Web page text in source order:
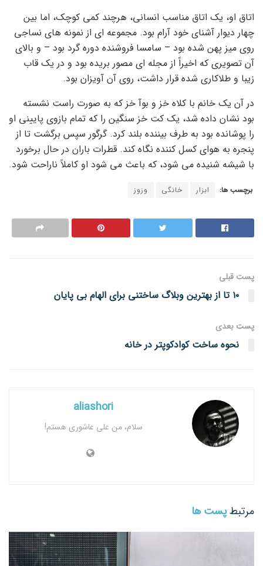
اتاق او، یک اتاق مناسب انسانی، هرچند کمی کوچک، اما بین
چهار دیوار آشنای خود آرام بود. مجموعه ای از نمونه های نساجی
روی میز پهن شده بود – سامسا فروشنده دوره گرد بود – و بالای
آن تصویری که اخیراً از مجله ای مصور بریده بود و در یک قاب
زیبا و طلاکاری شده قرار داشت، روی آن آویزان بود.
در آن یک خانم با کلاه خز و بوآ خز که به صورت راست نشسته
بود نشان داده شد، یک کت خز سنگین را که تمام بازوی پایینی او
را پوشانده بود به طرف بیننده بلند کرد. گرگور سپس برگشت تا از
پنجره به هوای کسل کننده نگاه کند. قطرات باران در حال برخورد
با شیشه شنیده می شود، که باعث می شود او کاملاً ناراحت شود.
برچسب ها: ابزار خانگی وزوز
پست قبلی
۱۰ تا از بهترین وبلاگ ساختنی برای الهام بی پایان
پست‌ بعدی
نحوه ساخت کوادکوپتر در خانه
aliashori
سلام، من علی عاشوری هستم!
مرتبطپست ها